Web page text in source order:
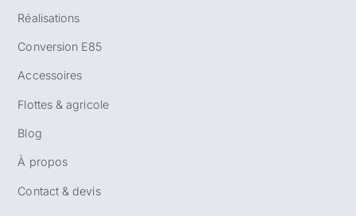
Réalisations
Conversion E85
Accessoires
Flottes & agricole
Blog
À propos
Contact & devis